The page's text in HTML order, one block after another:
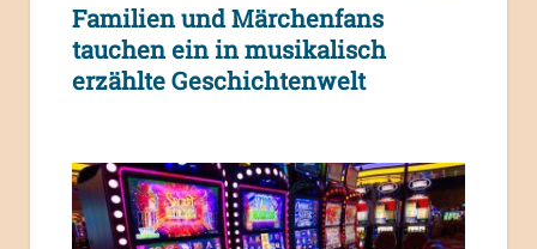
Familien und Märchenfans
tauchen ein in musikalisch
erzählte Geschichtenwelt